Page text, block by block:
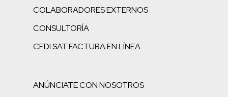
COLABORADORES EXTERNOS
CONSULTORÍA
CFDI SAT FACTURA EN LÍNEA
ANÚNCIATE CON NOSOTROS